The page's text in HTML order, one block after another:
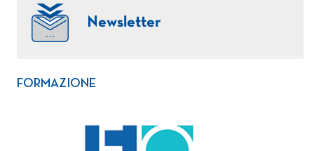
Newsletter
FORMAZIONE